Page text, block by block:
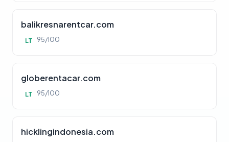
balikresnarentcar.com
LT 95/100
globerentacar.com
LT 95/100
hicklingindonesia.com